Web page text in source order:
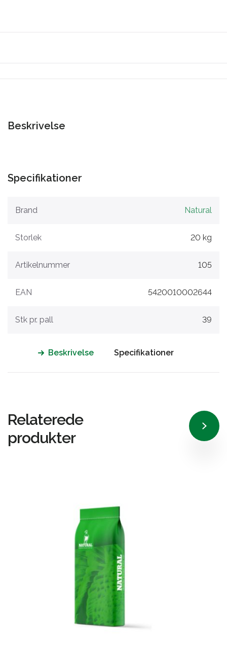
Beskrivelse
Specifikationer
Brand Natural
Storlek 20 kg
Artikelnummer 105
EAN 5420010002644
Stk pr. pall 39
Beskrivelse Specifikationer
Relaterede
produkter